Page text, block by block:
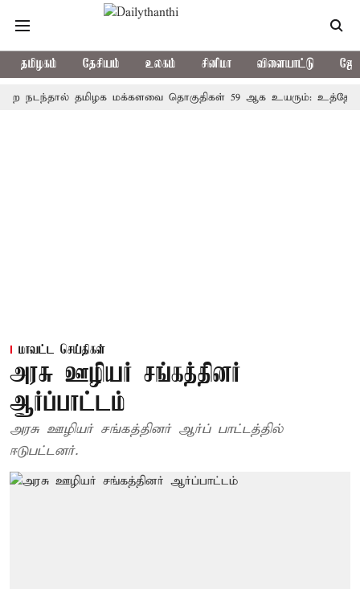
தமிழகம் தேசியம் உலகம் சினிமா விளையாட்டு
தமிழக மக்களவை தொகுதிகள் 59 ஆக உயரும்: உத்தேச
மாவட்ட செய்திகள்
அரசு ஊழியர் சங்கத்தினர்
ஆர்ப்பாட்டம்
அரசு ஊழியர் சங்கத்தினர் ஆர்ப் பாட்டத்தில்
ஈடுபட்டனர்.